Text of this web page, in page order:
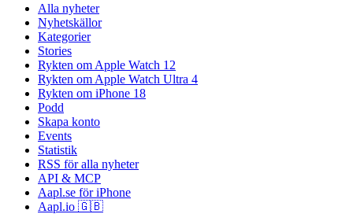
Alla nyheter
Nyhetskällor
Kategorier
Stories
Rykten om Apple Watch 12
Rykten om Apple Watch Ultra 4
Rykten om iPhone 18
Podd
Skapa konto
Events
Statistik
RSS för alla nyheter
API & MCP
Aapl.se för iPhone
Aapl.io 🇬🇧